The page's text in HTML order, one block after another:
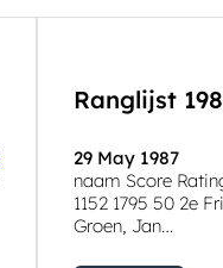
Ranglijst
29 May 1987
naam Score
1152 1795 50 2e
Groen, Jan…